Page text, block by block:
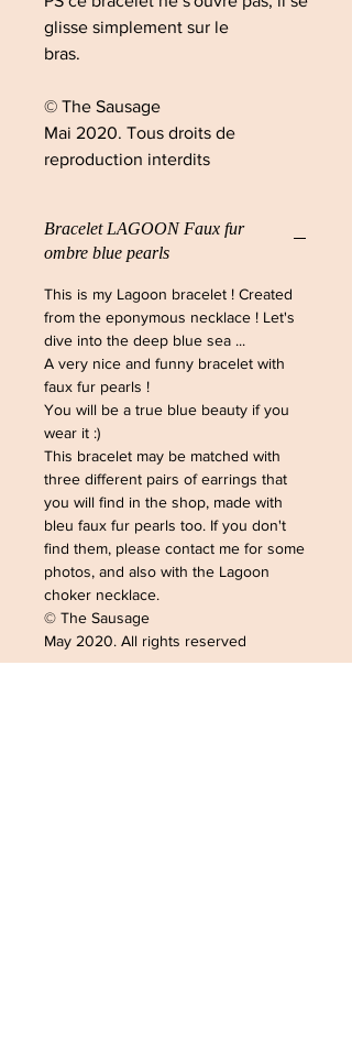
glisse simplement sur le
bras.
© The Sausage
Mai 2020. Tous droits de
reproduction interdits
Bracelet LAGOON Faux fur
ombre blue pearls
This is my Lagoon bracelet ! Created
from the eponymous necklace ! Let's
dive into the deep blue sea ...
A very nice and funny bracelet with
faux fur pearls !
You will be a true blue beauty if you
wear it :)
This bracelet may be matched with
three different pairs of earrings that
you will find in the shop, made with
bleu faux fur pearls too. If you don't
find them, please contact me for some
photos, and also with the Lagoon
choker necklace.
© The Sausage
May 2020. All rights reserved